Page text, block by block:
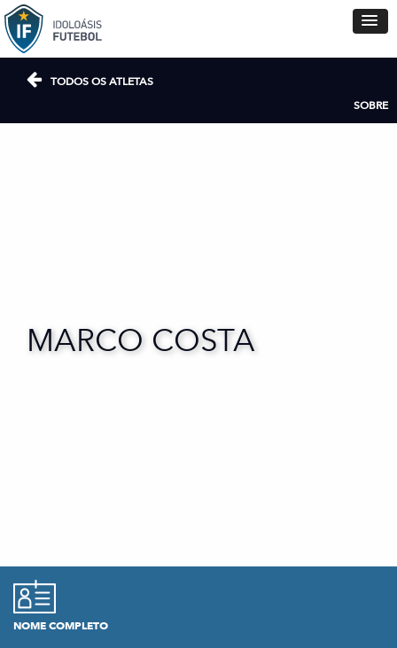
TODOS OS ATLETAS
SOBRE
MARCO COSTA
NOME COMPLETO